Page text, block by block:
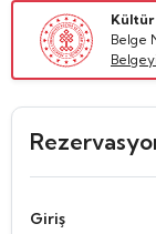
Kültür
Belge
Giriş